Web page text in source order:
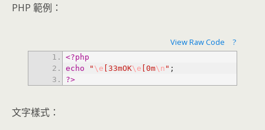
PHP 範例：
View Raw Code ?
<?php
echo
" \e [33mOK\e [0m\n "
?>
文字樣式：